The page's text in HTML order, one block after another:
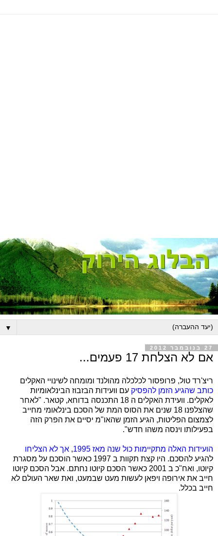
▼
27 בנובמבר 2012
אם לא הצלחת 17 פעמים...
ריצ'רד טול, פרופסור לכלכלה מהולנד ומומחה לשינויי האקלים
כותב שהגיע הזמן להפסיק עם וועידות הבזבוז הבינלאומיות
לאקלים. וועידת האקלים ה 18 התכנסה בדוחא, קטאר. "לאחר
שהצלפנו 18 שנים את הסוס המת של הסכם בינלאומי מחייב
לצמצום הפליטות, הגיע הזמן שהאו"מ יסיים את הפרק הזה
בפעילותו וינסה משהו חדש".
הועידות האלה מתקיימות כול שנה מאז 1995 , אך לא הצליחו
להגיע להסכם. היו קצת תקוות ב 1997 כאשר הוסכם על מסגרת
קיוטו, ואח"כ ב 2001 כאשר הסכם קיוטו נחתם. אבל הסכם קיוטו
חייב את אירופה ויפאן לעשות מעט שבמעט, ואת שאר העולם לא
חייב בכלל.